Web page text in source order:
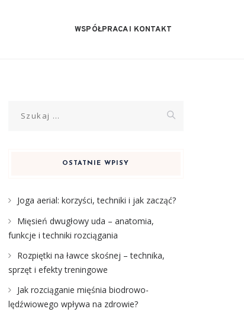
WSPÓŁPRACA I KONTAKT
OSTATNIE WPISY
Joga aerial: korzyści, techniki i jak zacząć?
Mięsień dwugłowy uda – anatomia,
funkcje i techniki rozciągania
Rozpiętki na ławce skośnej – technika,
sprzęt i efekty treningowe
Jak rozciąganie mięśnia biodrowo-
lędźwiowego wpływa na zdrowie?